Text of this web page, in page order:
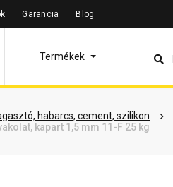
Garancia Blog
Termékek
habarcs, cement, szilikon
kapart 1,5 mm 11-F 25 kg
leírás Termékinformáció